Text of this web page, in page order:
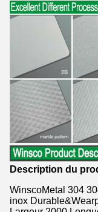
Description du
WinscoMetal 304
inox